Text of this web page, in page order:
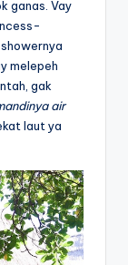
ganas. Vay
melepeh
gak
air
laut ya